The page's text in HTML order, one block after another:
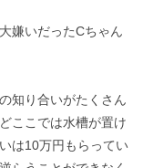
嫌いだったCちゃん
知り合いがたくさん
ここでは水槽が置け
は10万円もらってい